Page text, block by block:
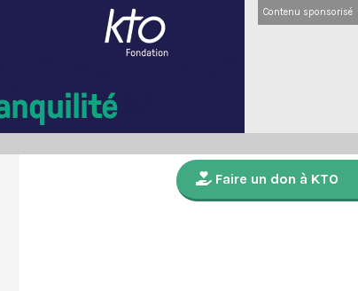
Contenu sponsorisé
Faire un don à KTO